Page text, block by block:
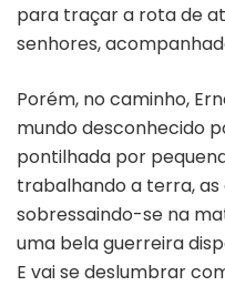
para traçar a rota de
senhores,
Porém, no caminho,
mundo desconhecido
pontilhada por
trabalhando a terra,
sobressaindo-se na
uma bela guerreira
E vai se deslumbrar